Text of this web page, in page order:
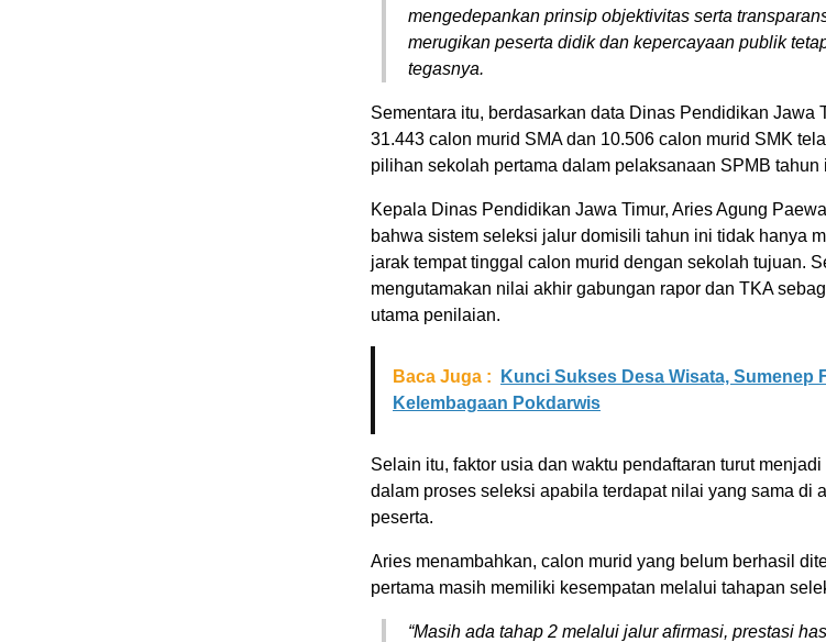
mengedepankan prinsip objektivitas serta
merugikan peserta didik dan kepercayaan publik
tegasnya.
Sementara itu, berdasarkan data Dinas Pendidikan Jawa
31.443 calon murid SMA dan 10.506 calon murid SMK
pilihan sekolah pertama dalam pelaksanaan SPMB tahun
Kepala Dinas Pendidikan Jawa Timur, Aries Agung
bahwa sistem seleksi jalur domisili tahun ini tidak hanya
jarak tempat tinggal calon murid dengan sekolah tujuan.
mengutamakan nilai akhir gabungan rapor dan TKA
utama penilaian.
Baca Juga :
Kunci Sukses Desa Wisata, Sumenep
Kelembagaan Pokdarwis
Selain itu, faktor usia dan waktu pendaftaran turut
dalam proses seleksi apabila terdapat nilai yang sama di
peserta.
Aries menambahkan, calon murid yang belum berhasil
pertama masih memiliki kesempatan melalui tahapan
“Masih ada tahap 2 melalui jalur afirmasi, prestasi